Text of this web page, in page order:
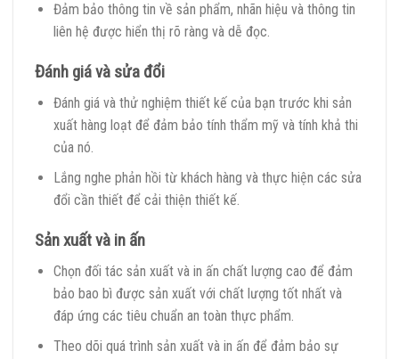
Đảm bảo thông tin về sản phẩm, nhãn hiệu và thông tin
liên hệ được hiển thị rõ ràng và dễ đọc.
Đánh giá và sửa đổi
Đánh giá và thử nghiệm thiết kế của bạn trước khi sản
xuất hàng loạt để đảm bảo tính thẩm mỹ và tính khả thi
của nó.
Lắng nghe phản hồi từ khách hàng và thực hiện các sửa
đổi cần thiết để cải thiện thiết kế.
Sản xuất và in ấn
Chọn đối tác sản xuất và in ấn chất lượng cao để đảm
bảo bao bì được sản xuất với chất lượng tốt nhất và
đáp ứng các tiêu chuẩn an toàn thực phẩm.
Theo dõi quá trình sản xuất và in ấn để đảm bảo sự